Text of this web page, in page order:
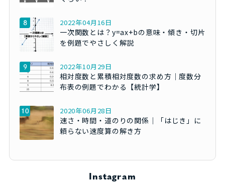
2022年04月16日
一次関数とは？y=ax+bの意味・傾き・切片
を例題でやさしく解説
2022年10月29日
相対度数と累積相対度数の求め方｜度数分
布表の例題でわかる【統計学】
2020年06月28日
速さ・時間・道のりの関係｜「はじき」に
頼らない速度算の解き方
Instagram